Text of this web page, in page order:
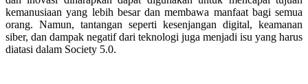
kemanusiaan yang lebih besar dan membawa manfaat bagi semua
orang. Namun, tantangan seperti kesenjangan digital, keamanan
siber, dan dampak negatif dari teknologi juga menjadi isu yang harus
diatasi dalam Society 5.0.